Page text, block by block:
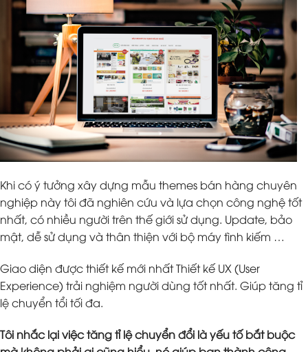
Khi có ý tưởng xây dựng mẫu themes bán hàng chuyên
nghiệp này tôi đã nghiên cứu và lựa chọn công nghệ tốt
nhất, có nhiều người trên thế giới sử dụng. Update, bảo
mật, dễ sử dụng và thân thiện với bộ máy tình kiếm …
Giao diện được thiết kế mới nhất Thiết kế UX (User
Experience) trải nghiệm người dùng tốt nhất. Giúp tăng tỉ
lệ chuyển tổi tối đa.
Tôi nhắc lại việc tăng tỉ lệ chuyển đổi là yếu tố bắt buộc